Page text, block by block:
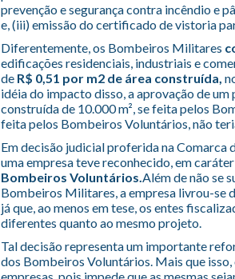
prevenção e segurança contra incêndio e
e, (iii) emissão do certificado de vistoria
Diferentemente, os Bombeiros Militares
edificações residenciais, industriais e
de R$ 0,51 por m2 de área construída,
idéia do impacto disso, a aprovação de
construída de 10.000 m², se feita pelos
feita pelos Bombeiros Voluntários, não
Em decisão judicial proferida na Comarca
uma empresa teve reconhecido, em
Bombeiros Voluntários. Além de não se
Bombeiros Militares, a empresa livrou-se
já que, ao menos em tese, os entes
diferentes quanto ao mesmo projeto.
Tal decisão representa um importante
dos Bombeiros Voluntários. Mais que